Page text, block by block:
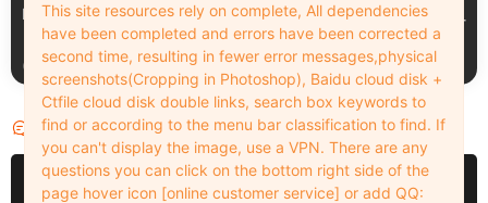
Leopard_print_office_suit
3周前
Lacquer_leather_two_tone_
tight_mini_skirt
3周前
评论 0
请先登录
This site resources rely on complete, All dependencies
have been completed and errors have been corrected a
second time, resulting in fewer error messages,physical
screenshots(Cropping in Photoshop), Baidu cloud disk +
Ctfile cloud disk double links, search box keywords to
find or according to the menu bar classification to find. If
you can't display the image, use a VPN. There are any
questions you can click on the bottom right side of the
page hover icon [online customer service] or add QQ: